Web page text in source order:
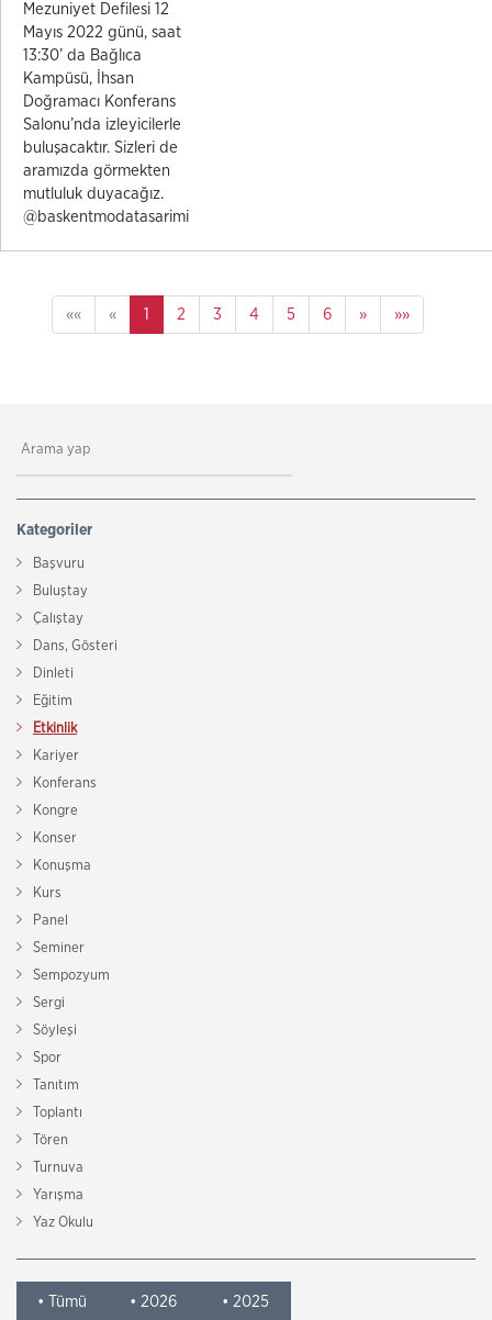
Mezuniyet Defilesi 12
Mayıs 2022 günü, saat
13:30’ da Bağlıca
Kampüsü, İhsan
Doğramacı Konferans
Salonu’nda izleyicilerle
buluşacaktır. Sizleri de
aramızda görmekten
mutluluk duyacağız.
@baskentmodatasarimi
«« « 1 2 3 4 5 6 » »»
Kategoriler
Başvuru
Buluştay
Çalıştay
Dans, Gösteri
Dinleti
Eğitim
Etkinlik
Kariyer
Konferans
Kongre
Konser
Konuşma
Kurs
Panel
Seminer
Sempozyum
Sergi
Söyleşi
Spor
Tanıtım
Toplantı
Tören
Turnuva
Yarışma
Yaz Okulu
• Tümü • 2026 • 2025